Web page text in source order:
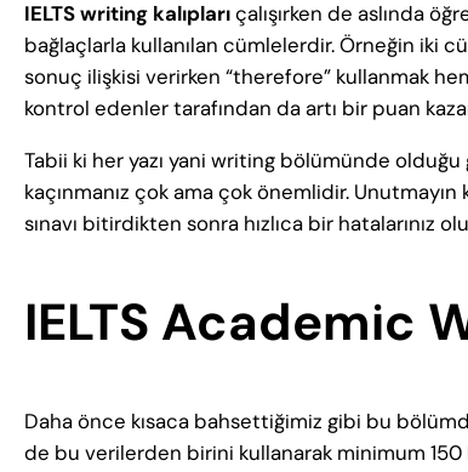
IELTS writing kalıplarıçalışırken de aslında
bağlaçlarla kullanılan cümlelerdir. Örneğin iki
sonuç ilişkisi verirken “therefore” kullanmak
kontrol edenler tarafından da artı bir puan
Tabii ki her yazı yani writing bölümünde
kaçınmanız çok ama çok önemlidir.
sınavı bitirdikten sonra hızlıca bir hatalarınız
IELTS Academic
Daha önce kısaca bahsettiğimiz gibi bu
de bu verilerden birini kullanarak minimum 150